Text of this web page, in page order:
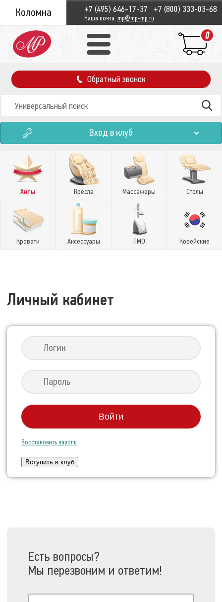
Коломна +7 (495) 646-17-37 +7 (800) 333-03-68
Наша почта: mp@mp-mp.ru
0
Обратный звонок
Вход в клуб
Хиты Кресла Массажеры Столы
Кровати Аксессуары ПМО Корейские
Личный кабинет
Войти
Восстановить пароль
Вступить в клуб
Есть вопросы?
Мы перезвоним и ответим!